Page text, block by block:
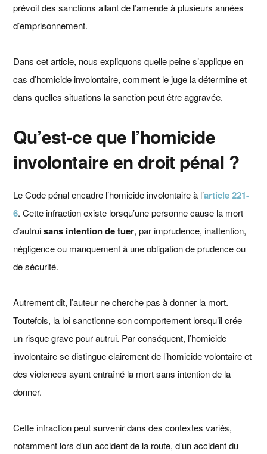
prévoit des sanctions allant de l’amende à plusieurs années
d’emprisonnement.
Dans cet article, nous expliquons quelle peine s’applique en
cas d’homicide involontaire, comment le juge la détermine et
dans quelles situations la sanction peut être aggravée.
Qu’est-ce que l’homicide
involontaire en droit pénal ?
Le Code pénal encadre l’homicide involontaire à l’article 221-
6. Cette infraction existe lorsqu’une personne cause la mort
d’autruisans intention de tuer, par imprudence, inattention,
négligence ou manquement à une obligation de prudence ou
de sécurité.
Autrement dit, l’auteur ne cherche pas à donner la mort.
Toutefois, la loi sanctionne son comportement lorsqu’il crée
un risque grave pour autrui. Par conséquent, l’homicide
involontaire se distingue clairement de l’homicide volontaire et
des violences ayant entraîné la mort sans intention de la
donner.
Cette infraction peut survenir dans des contextes variés,
notamment lors d’un accident de la route, d’un accident du